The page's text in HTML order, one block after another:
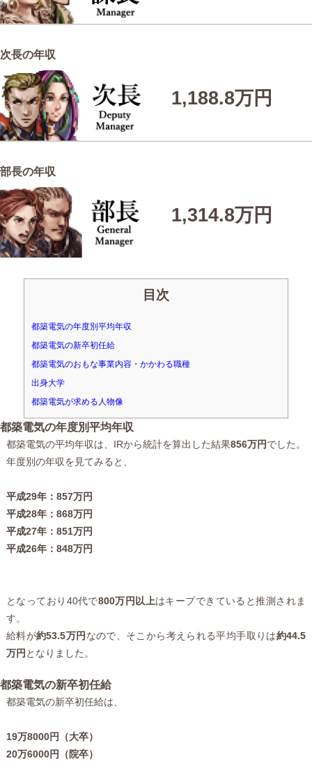
次長の年収
1,188.8万円
部長の年収
1,314.8万円
目次
都築電気の年度別平均年収
都築電気の新卒初任給
都築電気のおもな事業内容・かかわる職種
出身大学
都築電気が求める人物像
都築電気の年度別平均年収
都築電気の平均年収は、IRから統計を算出した結果856万円でした。
年度別の年収を見てみると、
平成29年：857万円
平成28年：868万円
平成27年：851万円
平成26年：848万円
となっており40代で800万円以上はキープできていると推測されま
す。
給料が約53.5万円 なので、そこから考えられる平均手取りは約44.5
万円 となりました。
都築電気の新卒初任給
都築電気の新卒初任給は、
19万8000円（大卒）
20万6000円（院卒）